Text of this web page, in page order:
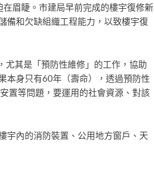
眉睫。市建局早前完成的樓宇復修新
備和欠缺組織工程能力，以致樓宇復
尤其是「預防性維修」的工作，協助
本身只有60年（壽命），透過預防性
置等問題，要運用的社會資源、對該
宇內的消防裝置、公用地方窗戶、天